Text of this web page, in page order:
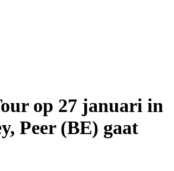
op 27 januari in
Peer (BE) gaat